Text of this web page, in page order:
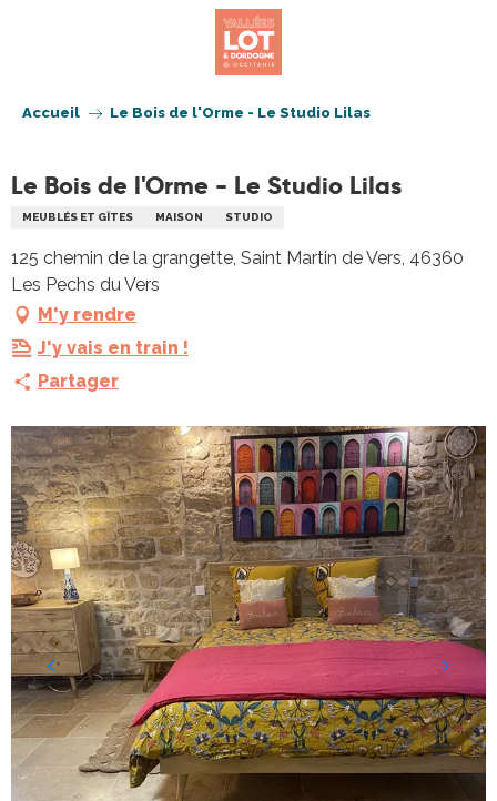
Accueil Le Bois de l'Orme - Le Studio Lilas
Le Bois de l'Orme - Le Studio Lilas
MEUBLÉS ET GÎTES MAISON STUDIO
125 chemin de la grangette, Saint Martin de Vers, 46360
Les Pechs du Vers
M'y rendre
J'y vais en train !
Partager